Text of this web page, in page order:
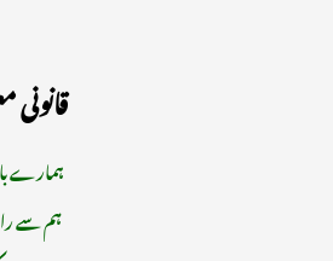
ہمارے
ہم سے